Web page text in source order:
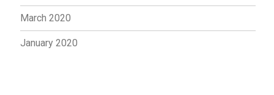
March 2020
January 2020